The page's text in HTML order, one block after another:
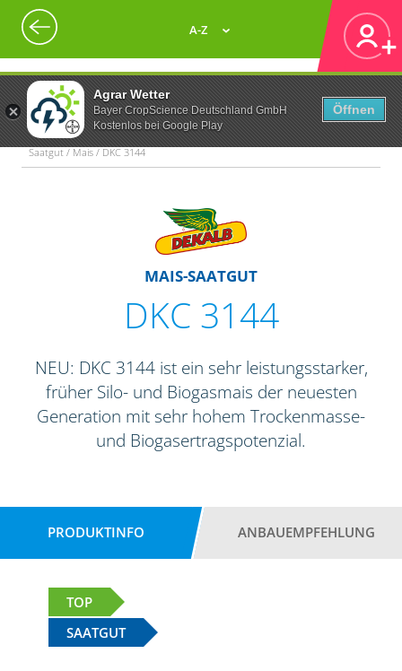
Agrar Wetter
Bayer CropScience Deutschland GmbH
Kostenlos bei Google Play
Öffnen
A-Z
Saatgut / Mais / DKC 3144
MAIS-SAATGUT
DKC 3144
NEU: DKC 3144 ist ein sehr leistungsstarker,
früher Silo- und Biogasmais der neuesten
Generation mit sehr hohem Trockenmasse-
und Biogasertragspotenzial.
PRODUKTINFO ANBAUEMPFEHLUNG
TOP
SAATGUT